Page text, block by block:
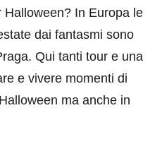
In Europa le
dai fantasmi sono
Qui tanti tour e una
e vivere momenti di
ma anche in